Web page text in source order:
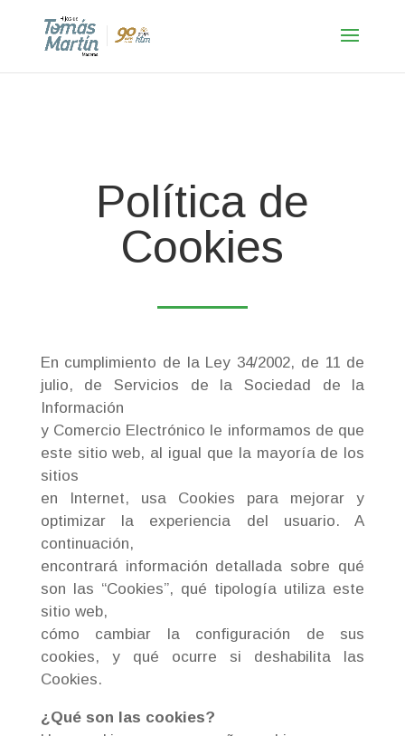
Política de
Cookies
En cumplimiento de la Ley 34/2002, de 11 de
julio, de Servicios de la Sociedad de la
Información
y Comercio Electrónico le informamos de que
este sitio web, al igual que la mayoría de los
sitios
en Internet, usa Cookies para mejorar y
optimizar la experiencia del usuario. A
continuación,
encontrará información detallada sobre qué
son las “Cookies”, qué tipología utiliza este
sitio web,
cómo cambiar la configuración de sus
cookies, y qué ocurre si deshabilita las
Cookies.
¿Qué son las cookies?